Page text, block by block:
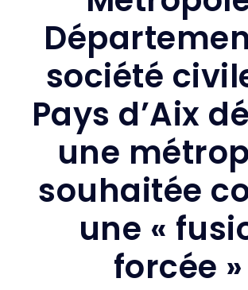
société
Pays d’Aix
une
souhaitée
une «
forcée »